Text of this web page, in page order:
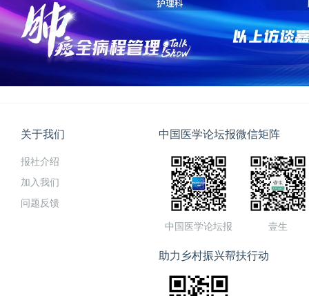
关于我们
报社介绍
加入我们
问题反馈
中国医学论坛报微信矩阵
中国医学论坛报 壹生
助力乡村振兴帮扶行动